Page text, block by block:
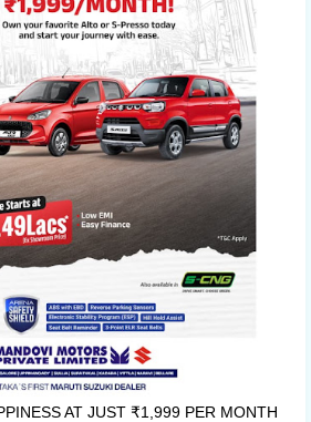
AT JUST ₹1,999 PER MONTH!